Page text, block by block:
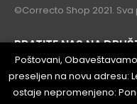
Poštovani,
preseljen na novu adresu:
ostaje nepromenjeno:
©Correcto Shop 2021.
PRATITE NAS NA